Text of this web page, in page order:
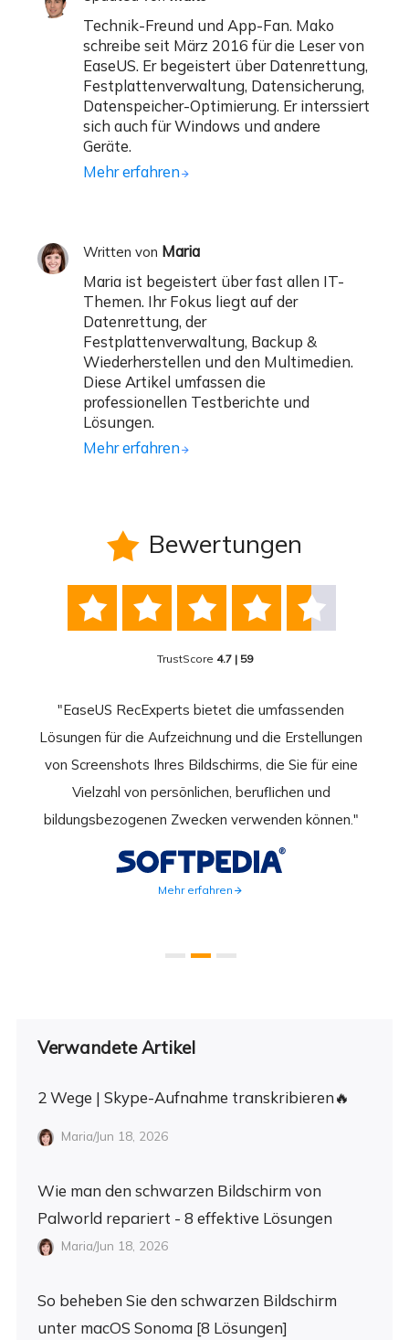
Technik-Freund und App-Fan. Mako
schreibe seit März 2016 für die Leser von
EaseUS. Er begeistert über Datenrettung,
Festplattenverwaltung, Datensicherung,
Datenspeicher-Optimierung. Er interssiert
sich auch für Windows und andere
Geräte.
Mehr erfahren
Written von Maria
Maria ist begeistert über fast allen IT-
Themen. Ihr Fokus liegt auf der
Datenrettung, der
Festplattenverwaltung, Backup &
Wiederherstellen und den Multimedien.
Diese Artikel umfassen die
professionellen Testberichte und
Lösungen.
Mehr erfahren
 Bewertungen
    
TrustScore 4.7 | 59
"EaseUS RecExperts bietet die umfassenden
Lösungen für die Aufzeichnung und die Erstellungen
von Screenshots Ihres Bildschirms, die Sie für eine
Vielzahl von persönlichen, beruflichen und
bildungsbezogenen Zwecken verwenden können."
Mehr erfahren
Verwandete Artikel
2 Wege | Skype-Aufnahme transkribieren🔥
Maria/Jun 18, 2026
Wie man den schwarzen Bildschirm von
Palworld repariert - 8 effektive Lösungen
Maria/Jun 18, 2026
So beheben Sie den schwarzen Bildschirm
unter macOS Sonoma [8 Lösungen]